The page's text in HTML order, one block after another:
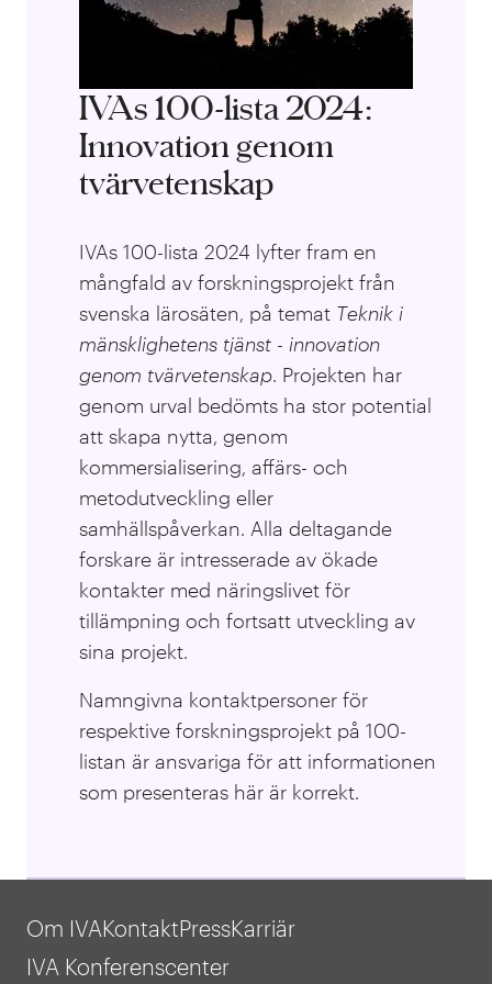
IVAs 100-lista 2024:
Innovation genom
tvärvetenskap
IVAs 100-lista 2024 lyfter fram en
mångfald av forskningsprojekt från
svenska lärosäten, på temat Teknik i
mänsklighetens tjänst - innovation
genom tvärvetenskap. Projekten har
genom urval bedömts ha stor potential
att skapa nytta, genom
kommersialisering, affärs- och
metodutveckling eller
samhällspåverkan. Alla deltagande
forskare är intresserade av ökade
kontakter med näringslivet för
tillämpning och fortsatt utveckling av
sina projekt.
Namngivna kontaktpersoner för
respektive forskningsprojekt på 100-
listan är ansvariga för att informationen
som presenteras här är korrekt.
Om IVAKontaktPressKarriär
IVA Konferenscenter